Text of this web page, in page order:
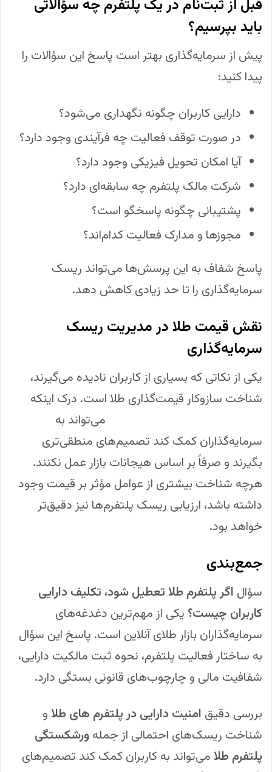
قبل از ثبت‌نام در یک پلتفرم چه سؤالاتی
باید بپرسیم؟
پیش از سرمایه‌گذاری بهتر است پاسخ این سؤالات را
پیدا کنید:
دارایی کاربران چگونه نگهداری می‌شود؟
در صورت توقف فعالیت چه فرآیندی وجود دارد؟
آیا امکان تحویل فیزیکی وجود دارد؟
شرکت مالک پلتفرم چه سابقه‌ای دارد؟
پشتیبانی چگونه پاسخگو است؟
مجوزها و مدارک فعالیت کدام‌اند؟
پاسخ شفاف به این پرسش‌ها می‌تواند ریسک
سرمایه‌گذاری را تا حد زیادی کاهش دهد.
نقش قیمت طلا در مدیریت ریسک
سرمایه‌گذاری
یکی از نکاتی که بسیاری از کاربران نادیده می‌گیرند،
شناخت سازوکار قیمت‌گذاری طلا است. درک اینکه
می‌تواند به
سرمایه‌گذاران کمک کند تصمیم‌های منطقی‌تری
بگیرند و صرفاً بر اساس هیجانات بازار عمل نکنند.
هرچه شناخت بیشتری از عوامل مؤثر بر قیمت وجود
داشته باشد، ارزیابی ریسک پلتفرم‌ها نیز دقیق‌تر
خواهد بود.
جمع‌بندی
سؤال اگر پلتفرم طلا تعطیل شود، تکلیف دارایی
کاربران چیست؟ یکی از مهم‌ترین دغدغه‌های
سرمایه‌گذاران بازار طلای آنلاین است. پاسخ این سؤال
به ساختار فعالیت پلتفرم، نحوه ثبت مالکیت دارایی،
شفافیت مالی و چارچوب‌های قانونی بستگی دارد.
بررسی دقیق امنیت دارایی در پلتفرم های طلا و
شناخت ریسک‌های احتمالی از جملهورشکستگی
پلتفرم طلا می‌تواند به کاربران کمک کند تصمیم‌های